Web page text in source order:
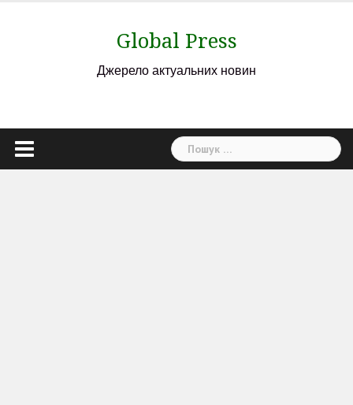
Global Press
Джерело актуальних новин
Пошук: